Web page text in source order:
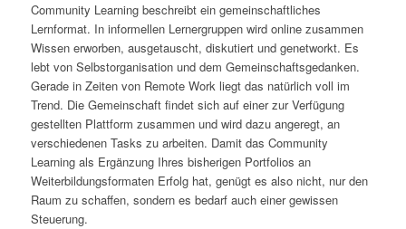
Community Learning beschreibt ein gemeinschaftliches
Lernformat. In informellen Lernergruppen wird online zusammen
Wissen erworben, ausgetauscht, diskutiert und genetworkt. Es
lebt von Selbstorganisation und dem Gemeinschaftsgedanken.
Gerade in Zeiten von Remote Work liegt das natürlich voll im
Trend. Die Gemeinschaft findet sich auf einer zur Verfügung
gestellten Plattform zusammen und wird dazu angeregt, an
verschiedenen Tasks zu arbeiten. Damit das Community
Learning als Ergänzung Ihres bisherigen Portfolios an
Weiterbildungsformaten Erfolg hat, genügt es also nicht, nur den
Raum zu schaffen, sondern es bedarf auch einer gewissen
Steuerung.